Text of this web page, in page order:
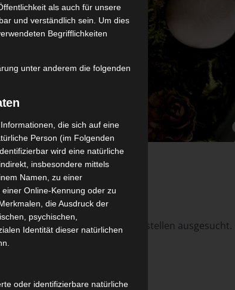
3 Produkte für Euch zum Vorstellen ausgesucht.
entschieden
als auch für unsere
und verständlich sein. Um dies
Begrifflichkeiten
unter anderem die folgenden
die sich auf eine
Person (im Folgenden
wird eine natürliche
insbesondere mittels
Namen, zu einer
Online-Kennung oder zu
die Ausdruck der
psychischen,
Identität dieser natürlichen
oder identifizierbare natürliche